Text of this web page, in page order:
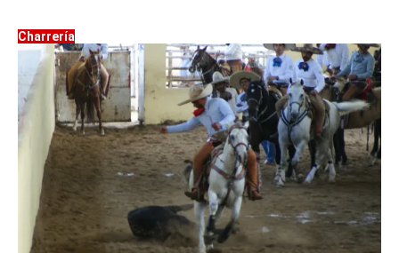
Charrería